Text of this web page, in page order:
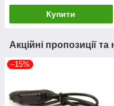
Купити
Акційні пропозиції
–15%